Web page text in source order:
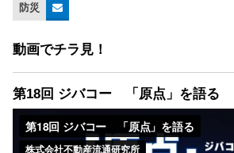
防災
動画でチラ見！
第18回 ジバコー 「原点」を語る